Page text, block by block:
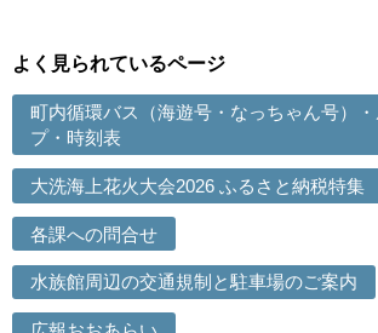
よく見られているページ
町内循環バス（海遊号・なっちゃん号）
プ・時刻表
大洗海上花火大会2026 ふるさと納税特集
各課への問合せ
水族館周辺の交通規制と駐車場のご案内